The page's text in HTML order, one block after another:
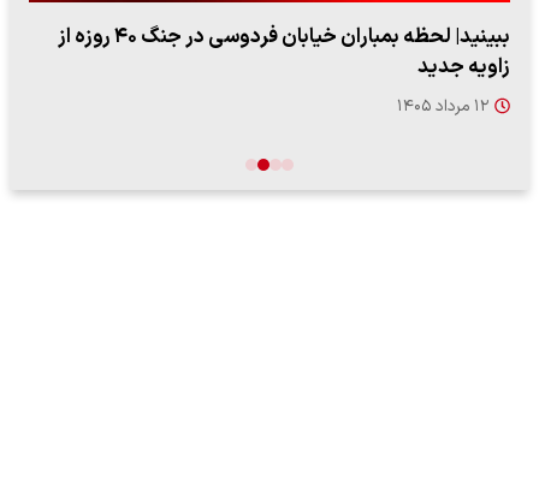
ببینید| لحظه بمباران خیابان فردوسی در جنگ ۴۰ روزه از
زاویه جدید
۱۲ مرداد ۱۴۰۵